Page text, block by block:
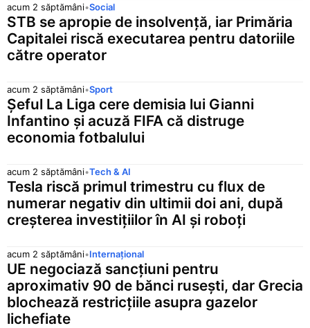
acum 2 săptămâni•Social
STB se apropie de insolvență, iar Primăria
Capitalei riscă executarea pentru datoriile
către operator
acum 2 săptămâni•Sport
Șeful La Liga cere demisia lui Gianni
Infantino și acuză FIFA că distruge
economia fotbalului
acum 2 săptămâni•Tech & AI
Tesla riscă primul trimestru cu flux de
numerar negativ din ultimii doi ani, după
creșterea investițiilor în AI și roboți
acum 2 săptămâni•Internațional
UE negociază sancțiuni pentru
aproximativ 90 de bănci rusești, dar Grecia
blochează restricțiile asupra gazelor
lichefiate